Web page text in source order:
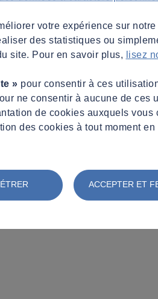
votre expérience sur
des statistiques ou
site. Pour en savoir plus,
lisez
» pour consentir à ces
ne consentir à aucune de ces
de cookies auxquels vous
des cookies à tout moment
ACCEPTER ET